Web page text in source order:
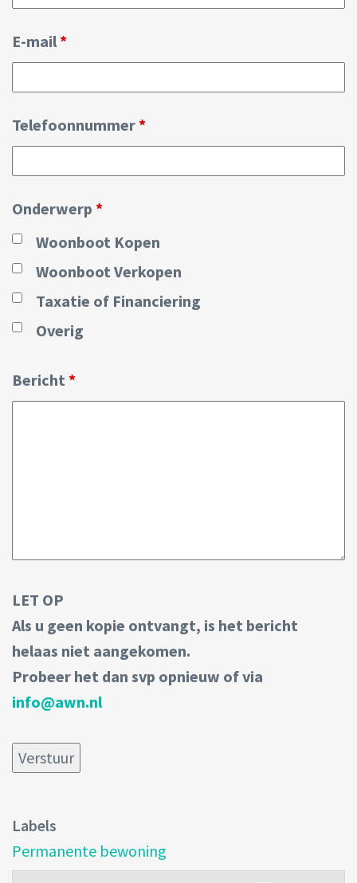
E-mail *
Telefoonnummer *
Onderwerp *
Woonboot Kopen
Woonboot Verkopen
Taxatie of Financiering
Overig
Bericht *
LET OP
Als u geen kopie ontvangt, is het bericht
helaas niet aangekomen.
Probeer het dan svp opnieuw of via
info@awn.nl
Labels
Permanente bewoning